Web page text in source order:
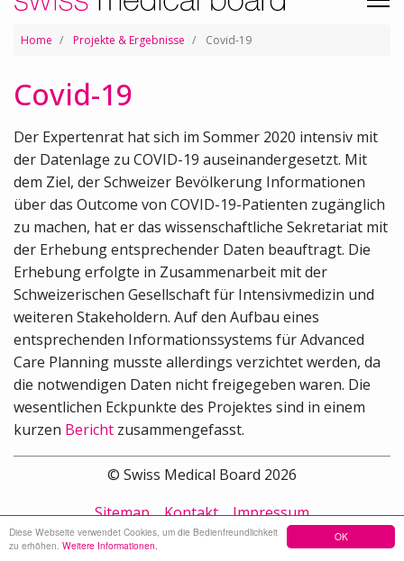
OK
Diese Webseite verwendet Cookies, um die Bedienfreundlichkeit
zu erhöhen. Weitere Informationen.
Home Projekte & Ergebnisse Covid-19
Covid-19
Der Expertenrat hat sich im Sommer 2020 intensiv mit
der Datenlage zu COVID-19 auseinandergesetzt. Mit
dem Ziel, der Schweizer Bevölkerung Informationen
über das Outcome von COVID-19-Patienten zugänglich
zu machen, hat er das wissenschaftliche Sekretariat mit
der Erhebung entsprechender Daten beauftragt. Die
Erhebung erfolgte in Zusammenarbeit mit der
Schweizerischen Gesellschaft für Intensivmedizin und
weiteren Stakeholdern. Auf den Aufbau eines
entsprechenden Informationssystems für Advanced
Care Planning musste allerdings verzichtet werden, da
die notwendigen Daten nicht freigegeben waren. Die
wesentlichen Eckpunkte des Projektes sind in einem
kurzen Bericht zusammengefasst.
© Swiss Medical Board 2026
Sitemap
Kontakt Impressum